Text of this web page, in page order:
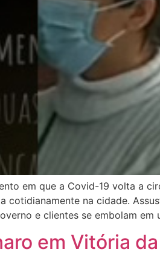
em que a Covid-19 volta a
cotidianamente na cidade.
e clientes se embolam
em Vitória